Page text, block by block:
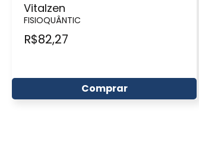
Vitalzen
FISIOQUÂNTIC
R$82,27
Comprar